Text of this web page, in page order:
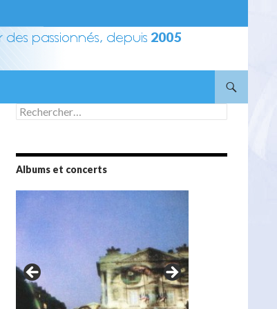
Rechercher :
Albums et concerts